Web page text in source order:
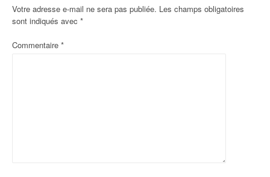
Votre adresse e-mail ne sera pas publiée. Les champs obligatoires
sont indiqués avec *
Commentaire *